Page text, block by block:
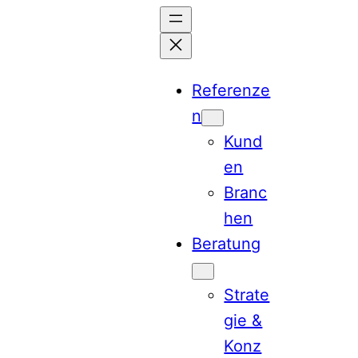
Referenze
n
Kund
en
Branc
hen
Beratung
Strate
gie &
Konz